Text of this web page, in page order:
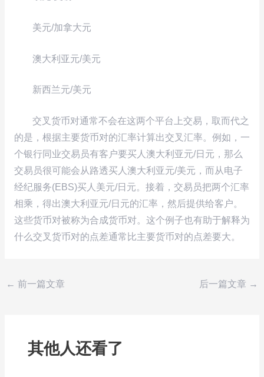
美元/加拿大元
澳大利亚元/美元
新西兰元/美元
交叉货币对通常不会在这两个平台上交易，取而代之
的是，根据主要货币对的汇率计算出交叉汇率。例如，一
个银行同业交易员有客户要买人澳大利亚元/日元，那么
交易员很可能会从路透买人澳大利亚元/美元，而从电子
经纪服务(EBS)买人美元/日元。接着，交易员把两个汇率
相乘，得出澳大利亚元/日元的汇率，然后提供给客户。
这些货币对被称为合成货币对。这个例子也有助于解释为
什么交叉货币对的点差通常比主要货币对的点差要大。
← 前一篇文章 后一篇文章 →
其他人还看了